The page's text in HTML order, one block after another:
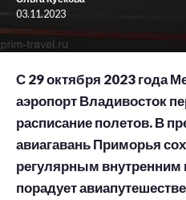
03.11.2023
С 29 октября 2023 года
аэропорт Владивосток
расписание полетов. В
авиагавань Приморья
регулярным внутренним
порадует